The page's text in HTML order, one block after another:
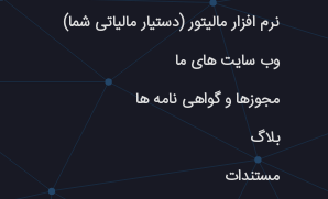
نرم افزار مالیتور (دستیار مالیاتی شما)
وب سایت های ما
مجوزها و گواهی نامه ها
بلاگ
مستندات